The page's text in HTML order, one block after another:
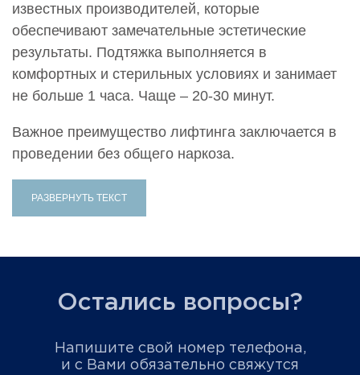
известных производителей, которые
обеспечивают замечательные эстетические
результаты. Подтяжка выполняется в
комфортных и стерильных условиях и занимает
не больше 1 часа. Чаще – 20-30 минут.
Важное преимущество лифтинга заключается в
проведении без общего наркоза.
РАЗВЕРНУТЬ ТЕКСТ
Остались вопросы?
Напишите свой номер телефона,
и с Вами обязательно свяжутся